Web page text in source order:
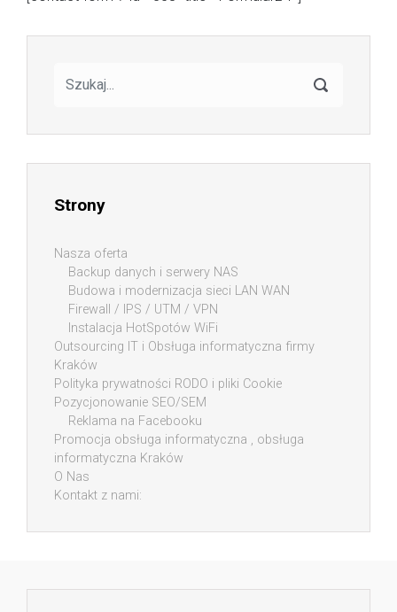
Strony
Nasza oferta
Backup danych i serwery NAS
Budowa i modernizacja sieci LAN WAN
Firewall / IPS / UTM / VPN
Instalacja HotSpotów WiFi
Outsourcing IT i Obsługa informatyczna firmy
Kraków
Polityka prywatności RODO i pliki Cookie
Pozycjonowanie SEO/SEM
Reklama na Facebooku
Promocja obsługa informatyczna , obsługa
informatyczna Kraków
O Nas
Kontakt z nami: